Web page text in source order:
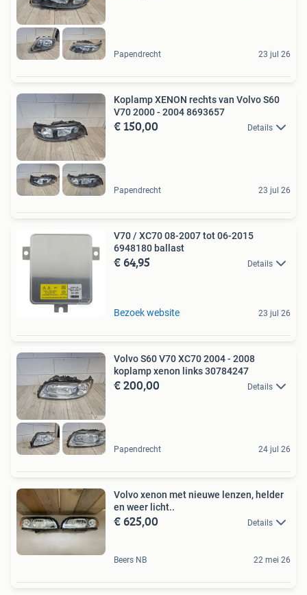
Papendrecht 23 jul 26
Koplamp XENON rechts van Volvo S60
V70 2000 - 2004 8693657
€ 150,00 Details
Papendrecht 23 jul 26
V70 / XC70 08-2007 tot 06-2015
6948180 ballast
€ 64,95 Details
Bezoek website 23 jul 26
Volvo S60 V70 XC70 2004 - 2008
koplamp xenon links 30784247
€ 200,00 Details
Papendrecht 24 jul 26
Volvo xenon met nieuwe lenzen, helder
en weer licht..
€ 625,00 Details
Beers NB 22 mei 26